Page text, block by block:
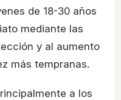
de 18-30 años
mediante las
y al aumento
más tempranas.
a los